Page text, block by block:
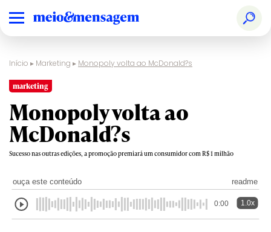
Início ▸ Marketing ▸ Monopoly volta ao McDonald?s
marketing
Monopoly volta ao
McDonald?s
Sucesso nas outras edições, a promoção premiará um consumidor com R$ 1 milhão
ouça este conteúdo readme
0:00 1.0x